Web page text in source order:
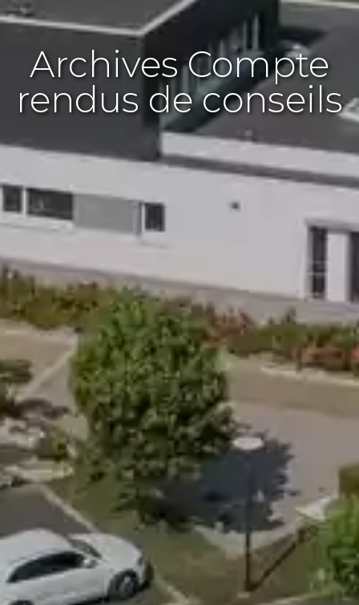
Archives Compte
rendus de conseils